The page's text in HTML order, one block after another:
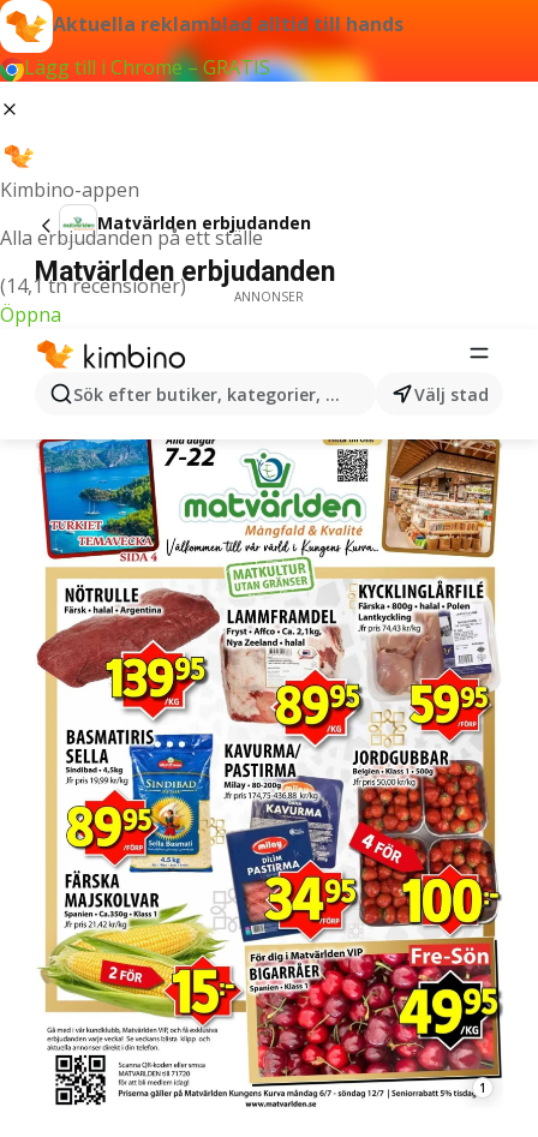
Aktuella reklamblad alltid till hands
Lägg till i Chrome – GRATIS
Kimbino-appen
Alla erbjudanden på ett ställe
(14,1 tn recensioner)
Öppna
Sök efter butiker, kategorier, produkter...Välj stad
Matvärlden erbjudanden
Matvärlden erbjudanden
ANNONSER
1